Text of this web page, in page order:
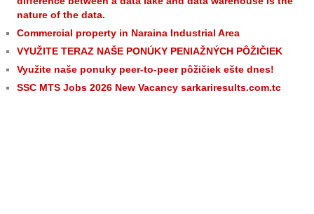
nature of the data.
Commercial property in Naraina Industrial Area
VYUŽITE TERAZ NAŠE PONÚKY PENIAŽNÝCH PÔŽIČIEK
Využite naše ponuky peer-to-peer pôžičiek ešte dnes!
SSC MTS Jobs 2026 New Vacancy sarkariresults.com.tc